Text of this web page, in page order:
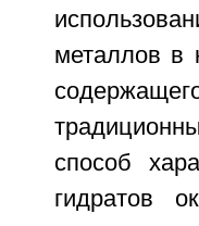
металлов в
способ
гидратов